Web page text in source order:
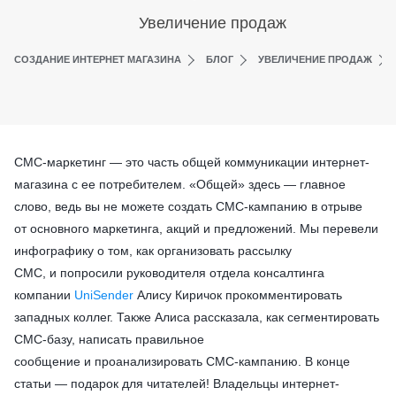
Увеличение продаж
СОЗДАНИЕ ИНТЕРНЕТ МАГАЗИНА БЛОГ УВЕЛИЧЕНИЕ ПРОДАЖ
СМС-маркетинг — это часть общей коммуникации интернет-
магазина с ее потребителем. «Общей» здесь — главное
слово, ведь вы не можете создать СМС-кампанию в отрыве
от основного маркетинга, акций и предложений. Мы перевели
инфографику о том, как организовать рассылку
СМС, и попросили руководителя отдела консалтинга
компании UniSender Алису Киричок прокомментировать
западных коллег. Также Алиса рассказала, как сегментировать
СМС-базу, написать правильное
сообщение и проанализировать СМС-кампанию. В конце
статьи — подарок для читателей! Владельцы интернет-